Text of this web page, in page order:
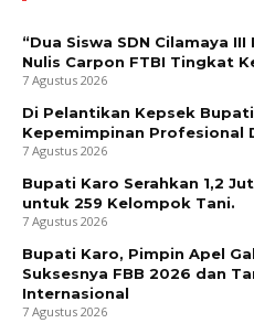
“Dua Siswa SDN Cilamaya
Nulis Carpon FTBI Tingkat
7 Agustus 2026
Di Pelantikan Kepsek
Kepemimpinan Profesional
7 Agustus 2026
Bupati Karo Serahkan 1,2
untuk 259 Kelompok Tani.
7 Agustus 2026
Bupati Karo, Pimpin Apel
Suksesnya FBB 2026 dan
Internasional
7 Agustus 2026